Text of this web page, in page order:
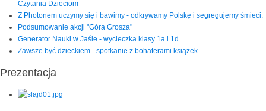
Czytania Dzieciom
Z Photonem uczymy się i bawimy - odkrywamy Polskę i segregujemy śmieci.
Podsumowanie akcji "Góra Grosza"
Generator Nauki w Jaśle - wycieczka klasy 1a i 1d
Zawsze być dzieckiem - spotkanie z bohaterami książek
Prezentacja